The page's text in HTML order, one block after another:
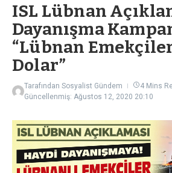
ISL Lübnan
Dayanışma
“Lübnan
Dolar”
Tarafından Sosyalist Gündem
4 Mins
Güncellenmiş: Ağustos 12, 2020 20:10